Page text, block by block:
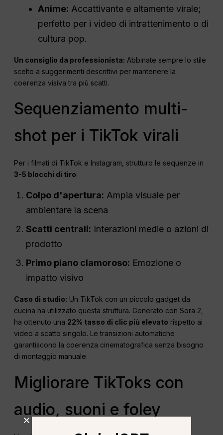
Anime: Accattivante e altamente virale;
perfetto per i video di intrattenimento o di
cultura pop.
Un consiglio da professionista: Abbinate sempre lo stile
scelto a suggerimenti descrittivi per mantenere la
coerenza visiva tra più scatti.
Sequenziamento multi-
shot per i TikTok virali
Per i filmati di TikTok e Instagram, strutturo le sequenze in
3-5 blocchi di tiro:
Colpo d'apertura: Ampia visuale per
ambientare la scena
Scatti centrali: Interazioni medie o azioni di
prodotto
Primo piano clamoroso: Emozione o
impatto visivo
Caso di studio: Un TikTok con un piccolo gadget da
cucina ha utilizzato questa struttura. Generato con Sora 2,
ha ottenuto una 22% tasso di clic più elevato rispetto ai
video a scatto singolo. Le transizioni automatiche
garantiscono la coerenza cinematografica senza bisogno
di montaggio manuale.
Migliorare TikToks con
audio, suoni e foley